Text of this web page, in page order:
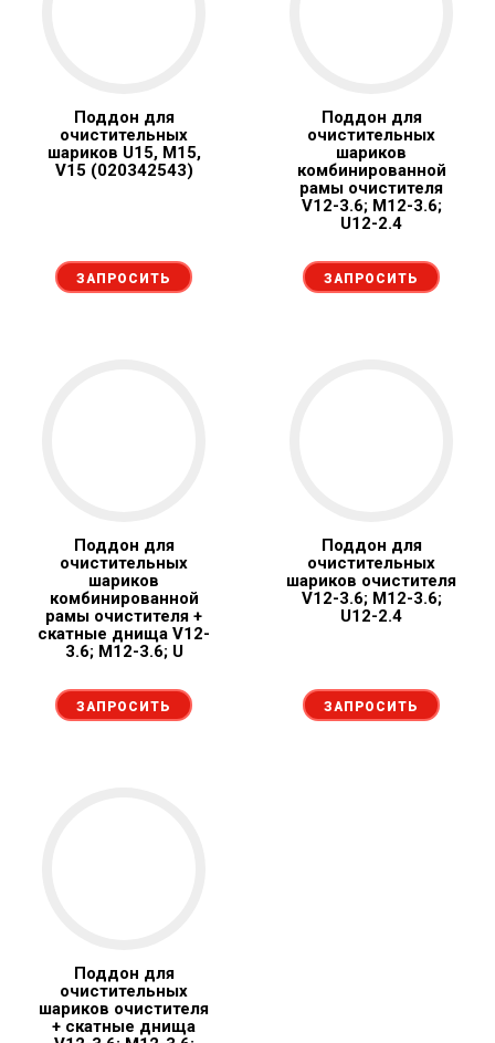
Поддон для
очистительных
шариков U15, М15,
V15 (020342543)
ЗАПРОСИТЬ
Поддон для
очистительных
шариков
комбинированной
рамы очистителя
V12-3.6; M12-3.6;
U12-2.4
ЗАПРОСИТЬ
Поддон для
очистительных
шариков
комбинированной
рамы очистителя +
скатные днища V12-
3.6; M12-3.6; U
ЗАПРОСИТЬ
Поддон для
очистительных
шариков очистителя
V12-3.6; M12-3.6;
U12-2.4
ЗАПРОСИТЬ
Поддон для
очистительных
шариков очистителя
+ скатные днища